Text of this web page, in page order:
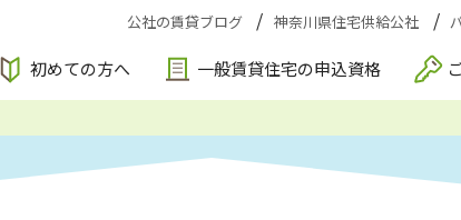
公社の賃貸ブログ 神奈川県住宅供給公社
初めての方へ 一般賃貸住宅の申込資格